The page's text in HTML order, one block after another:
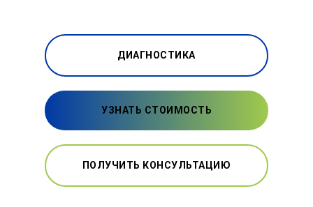
ДИАГНОСТИКА
УЗНАТЬ СТОИМОСТЬ
ПОЛУЧИТЬ КОНСУЛЬТАЦИЮ